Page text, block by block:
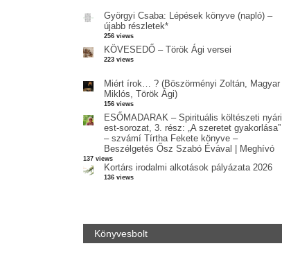
Györgyi Csaba: Lépések könyve (napló) –
újabb részletek*
256 views
KÖVESEDŐ – Török Ági versei
223 views
Miért írok… ? (Böszörményi Zoltán, Magyar
Miklós, Török Ági)
156 views
ESŐMADARAK – Spirituális költészeti nyári
est-sorozat, 3. rész: „A szeretet gyakorlása”
– szvámí Tírtha Fekete könyve –
Beszélgetés Ősz Szabó Évával | Meghívó
137 views
Kortárs irodalmi alkotások pályázata 2026
136 views
Könyvesbolt